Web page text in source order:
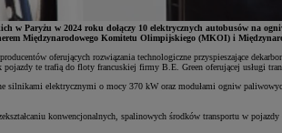
Paryżu w 2024 roku dołączy 10 elektrycznych autobusów na
Międzynarodowego Komitetu Olimpijskiego (MKOI) i
oferujących rozwiązania technologiczne przyspieszające
te trafią do floty francuskiej firmy B.E. Green oferującej usługi
silnikami elektrycznymi o mocy 370 kW oraz modułami ogniw
konwencjonalnych, spalinowych środków transportu w